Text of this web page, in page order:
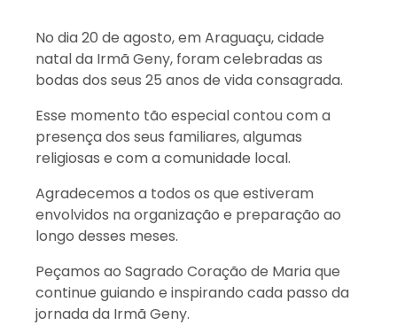
No dia 20 de agosto, em Araguaçu, cidade
natal da Irmã Geny, foram celebradas as
bodas dos seus 25 anos de vida consagrada.
Esse momento tão especial contou com a
presença dos seus familiares, algumas
religiosas e com a comunidade local.
Agradecemos a todos os que estiveram
envolvidos na organização e preparação ao
longo desses meses.
Peçamos ao Sagrado Coração de Maria que
continue guiando e inspirando cada passo da
jornada da Irmã Geny.